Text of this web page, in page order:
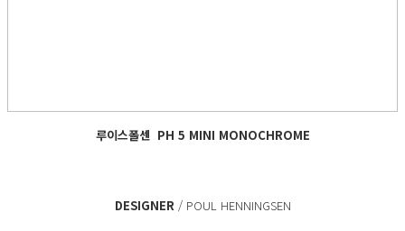
루이스폴센 PH 5 MINI MONOCHROME
DESIGNER/ POUL HENNINGSEN